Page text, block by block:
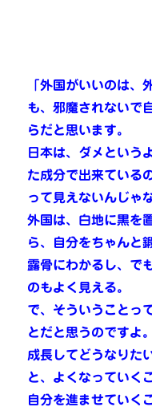
「外国がいいのは、
も、邪魔されないで
らだと思います。
日本は、ダメという
た成分で出来ている
って見えないんじゃ
外国は、白地に黒を
ら、自分をちゃんと
露骨にわかるし、で
のもよく見える。
で、そういうことっ
とだと思うのですよ。
成長してどうなりた
と、よくなっていく
自分を進ませていく